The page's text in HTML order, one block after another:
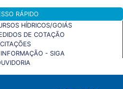
RÁPIDO
HÍDRICOS/GOIÁS
DE COTAÇÃO
- SIGA